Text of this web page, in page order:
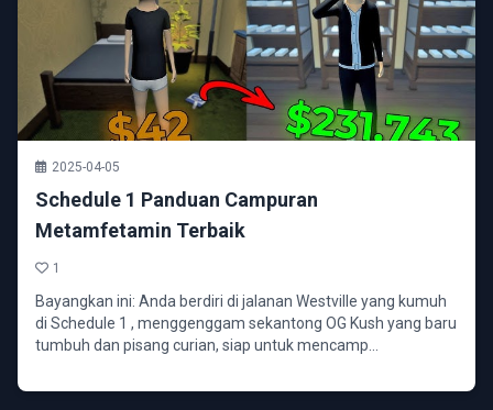
2025-04-05
Schedule 1 Panduan Campuran
Metamfetamin Terbaik
1
Bayangkan ini: Anda berdiri di jalanan Westville yang kumuh
di Schedule 1 , menggenggam sekantong OG Kush yang baru
tumbuh dan pisang curian, siap untuk mencamp...